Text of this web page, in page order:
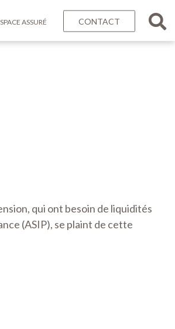
ASSURÉ CONTACT
qui ont besoin de liquidités
(ASIP), se plaint de cette